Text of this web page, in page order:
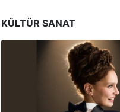
KÜLTÜR SANAT